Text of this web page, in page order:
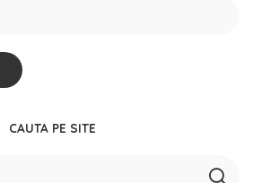
CAUTA PE SITE